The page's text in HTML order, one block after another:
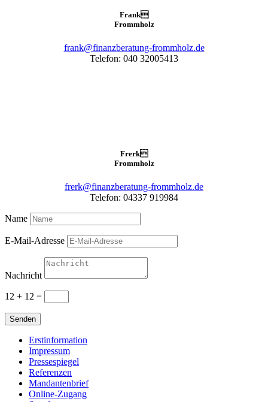
Frank
Frommholz
frank@finanzberatung-frommholz.de
Telefon: 040 32005413
Frerk
Frommholz
frerk@finanzberatung-frommholz.de
Telefon: 04337 919984
Name
E-Mail-Adresse
Nachricht
12 + 12 =
Senden
Erstinformation
Impressum
Pressespiegel
Referenzen
Mandantenbrief
Online-Zugang